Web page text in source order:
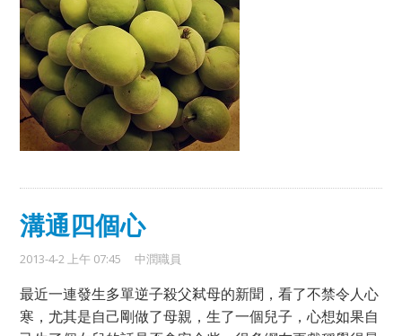
溝通四個心
2013-4-2 上午 07:45 中潤職員
最近一連發生多單逆子殺父弒母的新聞，看了不禁令人心
寒， 尤其是自己剛做了母親，生了一個兒子，心想如果自